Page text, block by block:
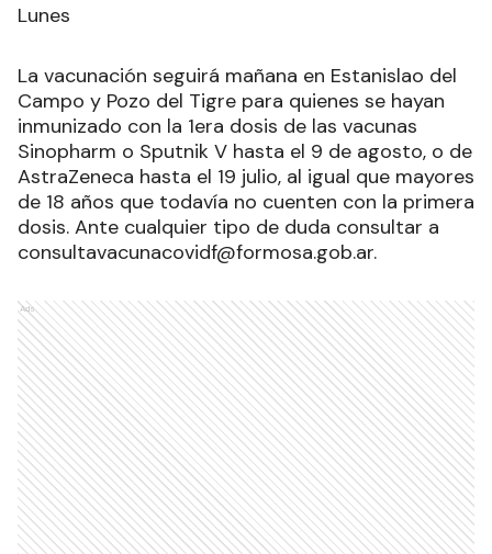
Lunes
La vacunación seguirá mañana en Estanislao del
Campo y Pozo del Tigre para quienes se hayan
inmunizado con la 1era dosis de las vacunas
Sinopharm o Sputnik V hasta el 9 de agosto, o de
AstraZeneca hasta el 19 julio, al igual que mayores
de 18 años que todavía no cuenten con la primera
dosis. Ante cualquier tipo de duda consultar a
consultavacunacovidf@formosa.gob.ar.
Ads